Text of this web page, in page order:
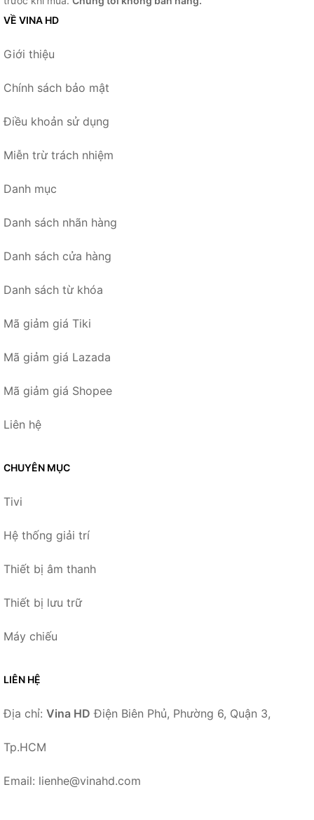
VỀ VINA HD
Giới thiệu
Chính sách bảo mật
Điều khoản sử dụng
Miễn trừ trách nhiệm
Danh mục
Danh sách nhãn hàng
Danh sách cửa hàng
Danh sách từ khóa
Mã giảm giá Tiki
Mã giảm giá Lazada
Mã giảm giá Shopee
Liên hệ
CHUYÊN MỤC
Tivi
Hệ thống giải trí
Thiết bị âm thanh
Thiết bị lưu trữ
Máy chiếu
LIÊN HỆ
Địa chỉ: Vina HD Điện Biên Phủ, Phường 6, Quận 3,
Tp.HCM
Email: lienhe@vinahd.com